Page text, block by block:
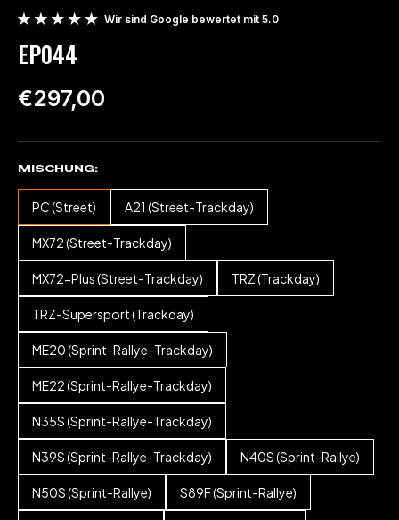
Wir sind Google bewertet mit 5.0
EP044
€297,00
MISCHUNG
PC (Street) A21 (Street-Trackday)
MX72 (Street-Trackday)
MX72-Plus (Street-Trackday) TRZ (Trackday)
TRZ-Supersport (Trackday)
ME20 (Sprint-Rallye-Trackday)
ME22 (Sprint-Rallye-Trackday)
N35S (Sprint-Rallye-Trackday)
N39S (Sprint-Rallye-Trackday) N40S (Sprint-Rallye)
N50S (Sprint-Rallye) S89F (Sprint-Rallye)